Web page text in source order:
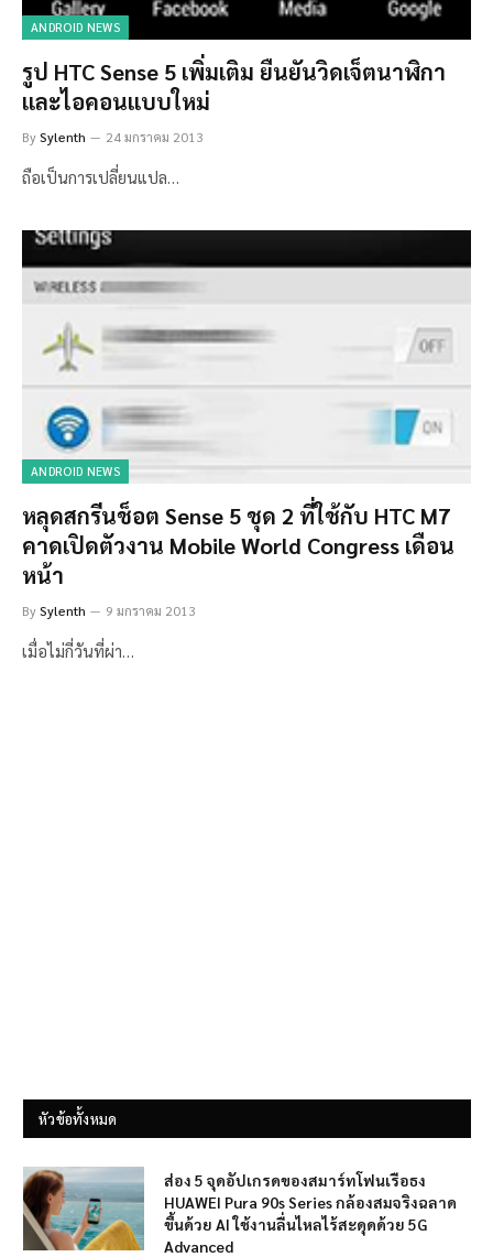
ANDROID NEWS
รูป HTC Sense 5 เพิ่มเติม ยืนยันวิดเจ็ตนาฬิกา
และไอคอนแบบใหม่
BySylenth 24 มกราคม 2013
ถือเป็นการเปลี่ยนแปล…
ANDROID NEWS
หลุดสกรีนช็อต Sense 5 ชุด 2 ที่ใช้กับ HTC M7
คาดเปิดตัวงาน Mobile World Congress เดือน
หน้า
BySylenth 9 มกราคม 2013
เมื่อไม่กี่วันที่ผ่า…
หัวข้อทั้งหมด
ส่อง 5 จุดอัปเกรดของสมาร์ทโฟนเรือธง
HUAWEI Pura 90s Series กล้องสมจริงฉลาด
ขึ้นด้วย AI ใช้งานลื่นไหลไร้สะดุดด้วย 5G
Advanced